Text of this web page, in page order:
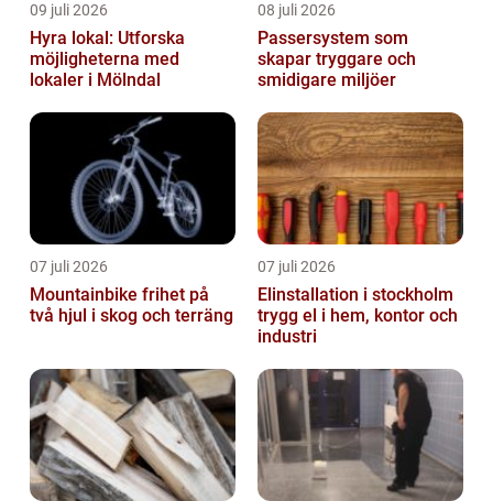
09 juli 2026
Hyra lokal: Utforska
möjligheterna med
lokaler i Mölndal
08 juli 2026
Passersystem som
skapar tryggare och
smidigare miljöer
07 juli 2026
Mountainbike frihet på
två hjul i skog och terräng
07 juli 2026
Elinstallation i stockholm
trygg el i hem, kontor och
industri